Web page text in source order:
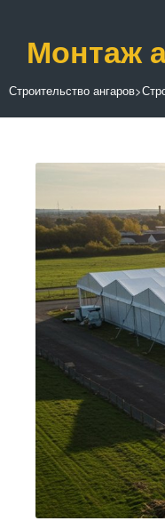
Монтаж
Строительство ангаров>